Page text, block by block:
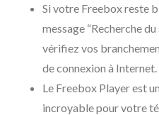
Si votre Freebox reste
message “Recherche
vérifiez vos
de connexion à Internet.
Le Freebox Player est
incroyable pour votre